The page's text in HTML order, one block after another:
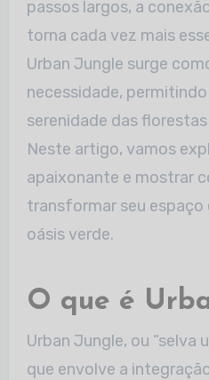
passos largos, a
torna cada vez mais
Urban Jungle surge
necessidade,
serenidade das
Neste artigo, vamos
apaixonante e mostrar
transformar seu espaço
oásis verde.
O que é
Urban Jungle, ou “selva
que envolve a